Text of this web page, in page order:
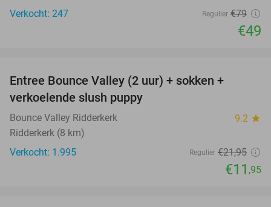
Verkocht: 247
Regulier €79
€49
Entree Bounce Valley (2 uur) + sokken +
verkoelende slush puppy
Bounce Valley Ridderkerk 9.2 star
Ridderkerk (8 km)
Verkocht: 1.995
Regulier €21,95
€11 ,95